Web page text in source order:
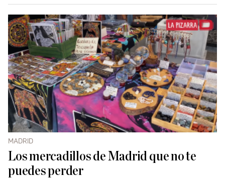
MADRID
Los mercadillos de Madrid que no te
puedes perder